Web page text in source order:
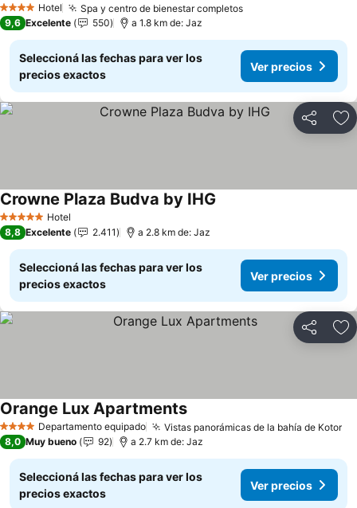
4 EstrellasHotel Spa y centro de bienestar completosVer precios
9,6 Excelente 550 a 1.8 km de: Jaz
Seleccioná las fechas para ver los
precios exactos
Ver precios
Compartir
5 Estrellas Hotel
Crowne Plaza Budva by IHG
8,8 Excelente 2.411 a 2.8 km de: Jaz
Seleccioná las fechas para ver los
precios exactos
Ver precios
Compartir
4 EstrellasDepartamento equipado Vistas panorámicas de la bahía de Kotor
Orange Lux ApartmentsVer precios
8,0 Muy bueno 92 a 2.7 km de: Jaz
Seleccioná las fechas para ver los
precios exactos
Ver precios